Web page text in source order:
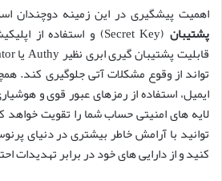
اهمیت پیشگیری در این زمینه دوچندان
پشتیبان
ایمیل، استفاده از رمزهای عبور قوی و
لایه های امنیتی حساب شما را تقویت خواهد
توانید با آرامش خاطر بیشتری در دنیای
کنید و از دارایی های خود در برابر تهدیدات